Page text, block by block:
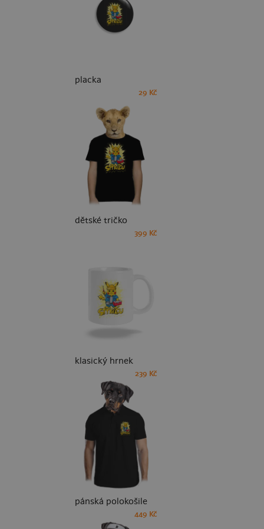
placka
29 Kč
dětské tričko
399 Kč
klasický hrnek
239 Kč
pánská polokošile
449 Kč